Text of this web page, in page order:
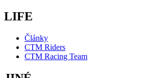
LIFE
Články
CTM Riders
CTM Racing Team